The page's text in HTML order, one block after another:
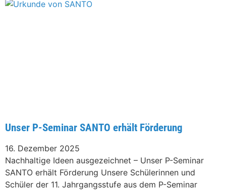
Unser P-Seminar SANTO erhält Förderung
16. Dezember 2025
Nachhaltige Ideen ausgezeichnet – Unser P-Seminar
SANTO erhält Förderung Unsere Schülerinnen und
Schüler der 11. Jahrgangsstufe aus dem P-Seminar